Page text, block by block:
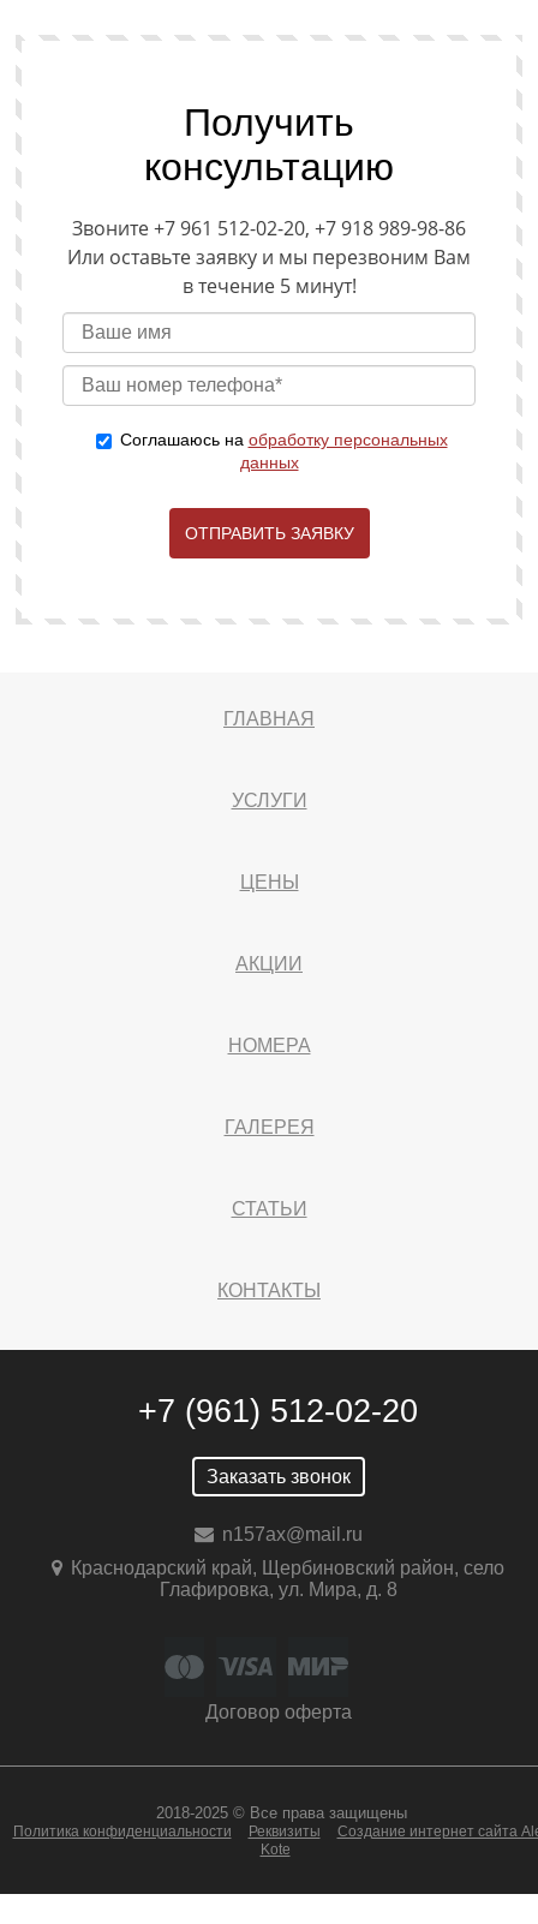
Получить
консультацию
Звоните +7 961 512-02-20, +7 918 989-98-86
Или оставьте заявку и мы перезвоним Вам
в течение 5 минут!
Соглашаюсь на обработку персональных
данных
ОТПРАВИТЬ ЗАЯВКУ
ГЛАВНАЯ
УСЛУГИ
ЦЕНЫ
АКЦИИ
НОМЕРА
ГАЛЕРЕЯ
СТАТЬИ
КОНТАКТЫ
+7 (961) 512-02-20
Заказать звонок
n157ax@mail.ru
Краснодарский край, Щербиновский район, село
Глафировка, ул. Мира, д. 8
Договор оферта
2018-2025 © Все права защищены
Политика конфиденциальности Реквизиты
Создание интернет сайта
Kote